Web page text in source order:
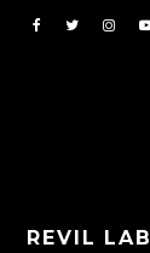
REVIL LAB